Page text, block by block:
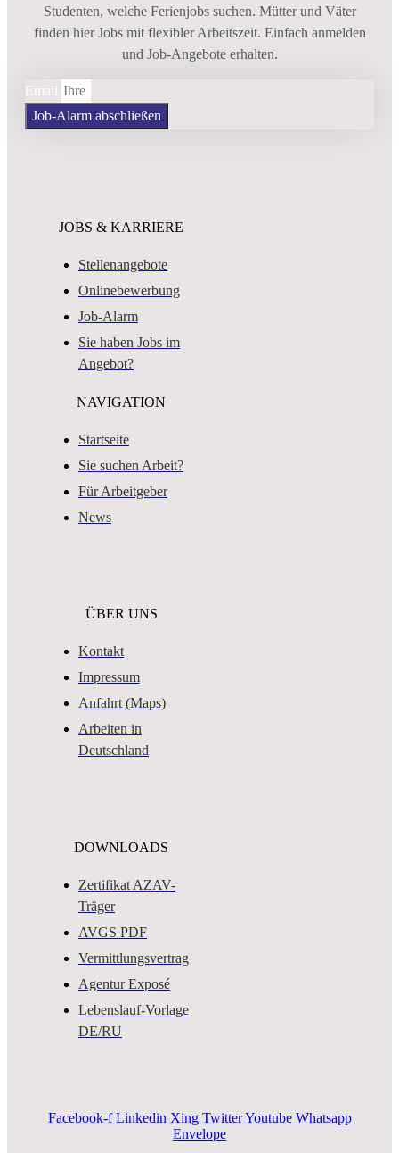
Studenten, welche Ferienjobs suchen. Mütter und Väter
finden hier Jobs mit flexibler Arbeitszeit. Einfach anmelden
und Job-Angebote erhalten.
Email
Job-Alarm abschließen
JOBS & KARRIERE
Stellenangebote
Onlinebewerbung
Job-Alarm
Sie haben Jobs im
Angebot?
NAVIGATION
Startseite
Sie suchen Arbeit?
Für Arbeitgeber
News
ÜBER UNS
Kontakt
Impressum
Anfahrt (Maps)
Arbeiten in
Deutschland
DOWNLOADS
Zertifikat AZAV-
Träger
AVGS PDF
Vermittlungsvertrag
Agentur Exposé
Lebenslauf-Vorlage
DE/RU
Facebook-f Linkedin Xing Twitter Youtube Whatsapp
Envelope